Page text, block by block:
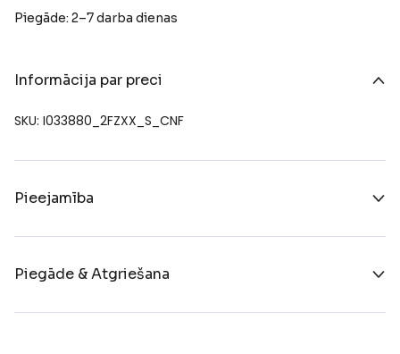
Piegāde: 2–7 darba dienas
Informācija par preci
SKU: I033880_2FZXX_S_CNF
Pieejamība
Piegāde & Atgriešana